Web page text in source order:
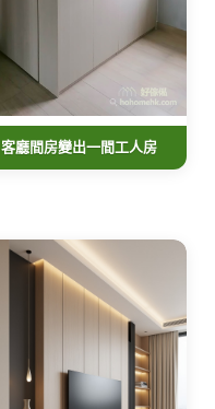
客廳間房變出一間工人房